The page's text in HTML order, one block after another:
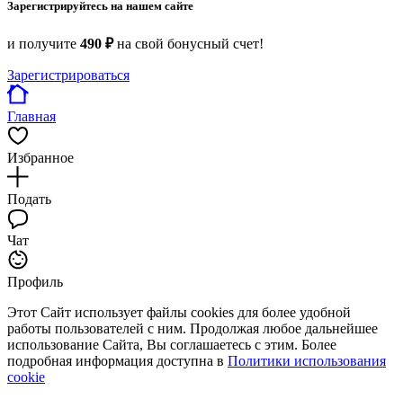
Зарегистрируйтесь на нашем сайте
и получите 490 ₽на свой бонусный счет!
Зарегистрироваться
Главная
Избранное
Подать
Чат
Профиль
Этот Сайт использует файлы cookies для более удобной
работы пользователей с ним. Продолжая любое дальнейшее
использование Сайта, Вы соглашаетесь с этим. Более
подробная информация доступна в Политики использования
cookie